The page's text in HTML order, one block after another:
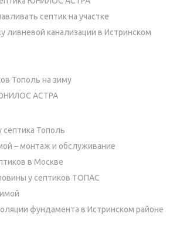
септик на участке
ливневой канализации в Истринском
Тополь на зиму
АСТРА
септика Тополь
– монтаж и обслуживание
в Москве
у септиков ТОПАС
фундамента в Истринском районе